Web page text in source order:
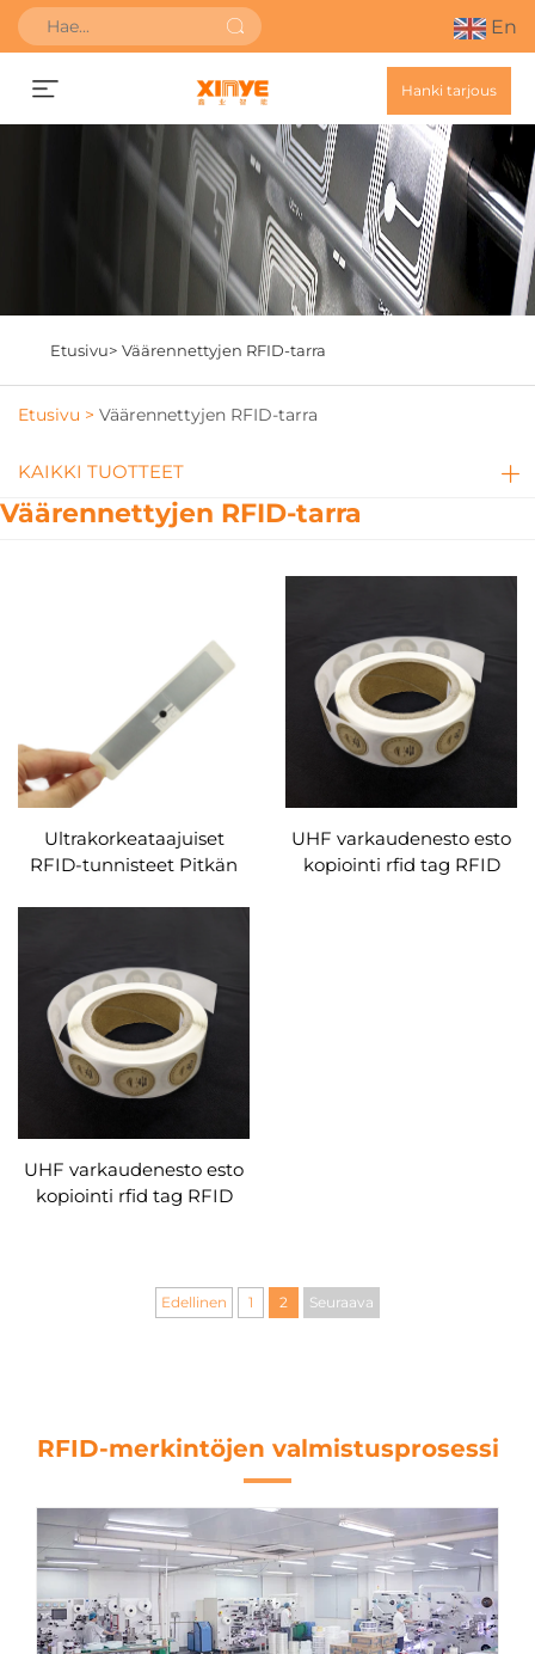
En
Hanki tarjous
Etusivu> Väärennettyjen RFID-tarra
Etusivu > Väärennettyjen RFID-tarra
KAIKKI TUOTTEET
Väärennettyjen RFID-tarra
Ultrakorkeataajuiset
RFID-tunnisteet Pitkän
UHF varkaudenesto esto
kopiointi rfid tag RFID
UHF varkaudenesto esto
kopiointi rfid tag RFID
Edellinen 1 2 Seuraava
RFID-merkintöjen valmistusprosessi